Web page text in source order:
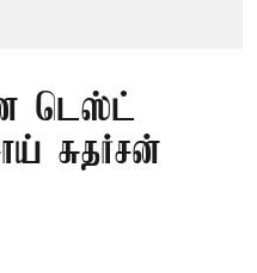
டெஸ்ட்
சுதர்சன்